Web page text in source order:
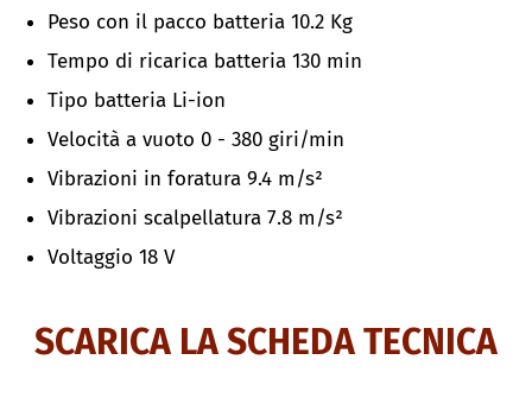
Peso con il pacco batteria 10.2 Kg
Tempo di ricarica batteria 130 min
Tipo batteria Li-ion
Velocità a vuoto 0 - 380 giri/min
Vibrazioni in foratura 9.4 m/s²
Vibrazioni scalpellatura 7.8 m/s²
Voltaggio 18 V
SCARICA LA SCHEDA TECNICA